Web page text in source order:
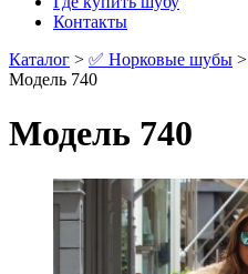
Контакты
Каталог > ✅ Норковые шубы >
Модель 740
Модель 740